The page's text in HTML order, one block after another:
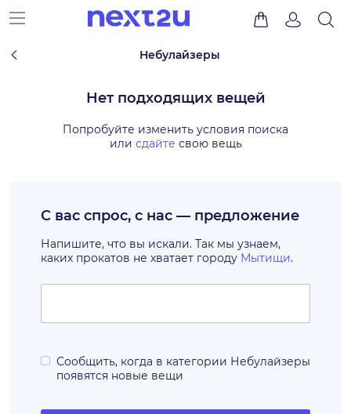
Небулайзеры
Нет подходящих вещей
Попробуйте изменить условия поиска
или сдайте свою вещь
С вас спрос, с нас — предложение
Напишите, что вы искали. Так мы узнаем,
каких прокатов не хватает городу Мытищи.
Сообщить, когда в категории Небулайзеры
появятся новые вещи